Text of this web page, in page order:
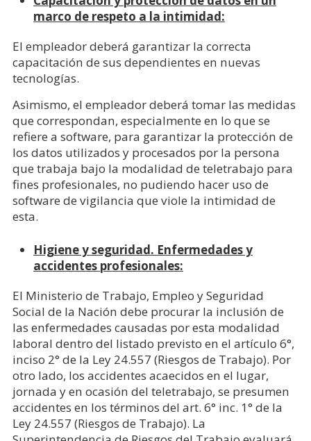
marco de respeto a la intimidad:
El empleador deberá garantizar la correcta
capacitación de sus dependientes en nuevas
tecnologías.
Asimismo, el empleador deberá tomar las medidas
que correspondan, especialmente en lo que se
refiere a software, para garantizar la protección de
los datos utilizados y procesados por la persona
que trabaja bajo la modalidad de teletrabajo para
fines profesionales, no pudiendo hacer uso de
software de vigilancia que viole la intimidad de
esta.
Higiene y seguridad. Enfermedades y
accidentes profesionales:
El Ministerio de Trabajo, Empleo y Seguridad
Social de la Nación debe procurar la inclusión de
las enfermedades causadas por esta modalidad
laboral dentro del listado previsto en el artículo 6°,
inciso 2° de la Ley 24.557 (Riesgos de Trabajo). Por
otro lado, los accidentes acaecidos en el lugar,
jornada y en ocasión del teletrabajo, se presumen
accidentes en los términos del art. 6° inc. 1° de la
Ley 24.557 (Riesgos de Trabajo). La